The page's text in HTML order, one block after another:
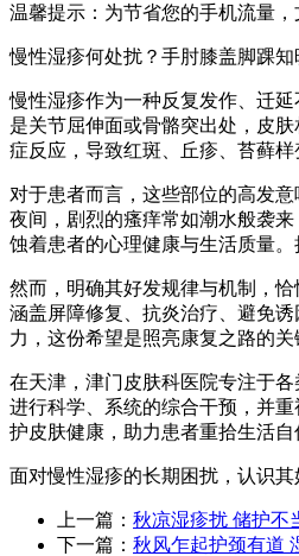
温馨提示： 为节省您的手机流量
慢性湿疹何处扰？手肘膝盖脚踝知
慢性湿疹作为一种反复发作、迁
是关节屈伸面或骨骼突出处，皮
症反应，导致红斑、丘疹、苔藓
对于患者而言，这些部位的高发
夜间，剧烈的瘙痒常如潮水般袭
蚀着患者的心理健康与生活质量
然而，明确其好发规律与机制，
涵盖屏障修复、抗炎治疗、避免
力，这份希望是照亮康复之路的关
在天津，津门皮肤科医院专注于
进行科学、系统的综合干预，并
护皮肤健康，助力患者重拾生活自
面对慢性湿疹的长期困扰，认识
上一篇： 秋凉湿疹扰 储护不
下一篇： 秋风乍起护颈有道